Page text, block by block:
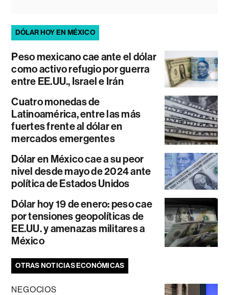
DÓLAR HOY EN MÉXICO
Peso mexicano cae ante el dólar
como activo refugio por guerra
entre EE.UU., Israel e Irán
Cuatro monedas de
Latinoamérica, entre las más
fuertes frente al dólar en
mercados emergentes
Dólar en México cae a su peor
nivel desde mayo de 2024 ante
política de Estados Unidos
Dólar hoy 19 de enero: peso cae
por tensiones geopolíticas de
EE.UU. y amenazas militares a
México
OTRAS NOTICIAS ECONÓMICAS
NEGOCIOS